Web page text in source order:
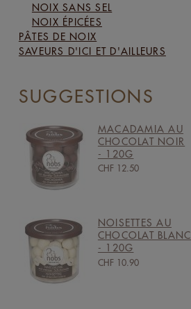
NOIX SANS SEL
NOIX ÉPICÉES
PÂTES DE NOIX
SAVEURS D'ICI ET D'AILLEURS
SUGGESTIONS
MACADAMIA AU
CHOCOLAT NOIR
- 120G
CHF 12.50
NOISETTES AU
CHOCOLAT BLANC
- 120G
CHF 10.90